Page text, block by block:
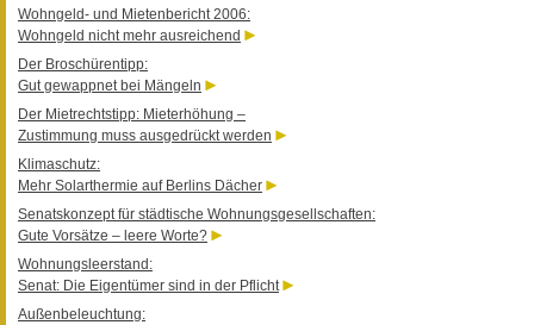
Wohngeld- und Mietenbericht 2006:
Wohngeld nicht mehr ausreichend
Der Broschürentipp:
Gut gewappnet bei Mängeln
Der Mietrechtstipp: Mieterhöhung –
Zustimmung muss ausgedrückt werden
Klimaschutz:
Mehr Solarthermie auf Berlins Dächer
Senatskonzept für städtische Wohnungsgesellschaften:
Gute Vorsätze – leere Worte?
Wohnungsleerstand:
Senat: Die Eigentümer sind in der Pflicht
Außenbeleuchtung: